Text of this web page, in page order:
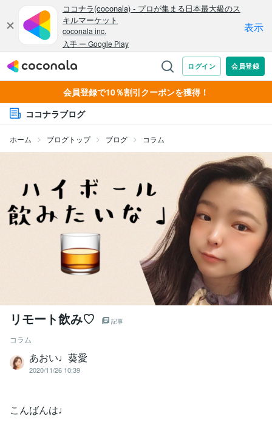
会員登録で10％割引クーポンを獲得！
ココナラブログ
ホーム ブログトップ ブログ コラム
リモート飲み♡ 記事
コラム
あおい♩葵愛
2020/11/26 10:39
こんばんは♩